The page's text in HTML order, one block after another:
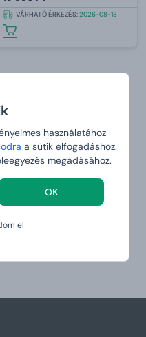
használatához
a sütik elfogadáshoz.
megadásához.
OK
el
VÁRHATÓ ÉRKEZÉS:2026-08-13